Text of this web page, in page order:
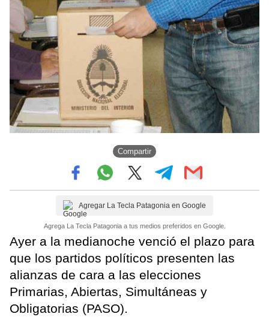
Compartir
Agregar La Tecla Patagonia en Google
Agrega La Tecla Patagonia a tus medios preferidos en Google.
Ayer a la medianoche venció el plazo para
que los partidos políticos presenten las
alianzas de cara a las elecciones
Primarias, Abiertas, Simultáneas y
Obligatorias (PASO).